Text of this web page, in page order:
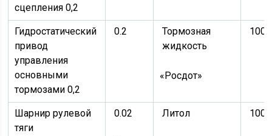
сцепления 0,2
Гидростатический
привод
управления
основными
тормозами 0,2
0.2
Тормозная
жидкость
«Росдот»
1000
Шарнир рулевой
тяги
0.02 Литол 1000